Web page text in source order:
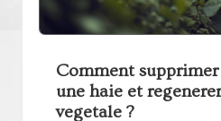
Comment supprimer
une haie et
vegetale ?